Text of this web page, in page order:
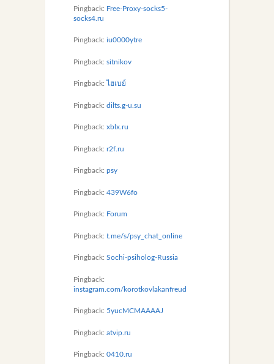
Pingback: Free-Proxy-socks5-
socks4.ru
Pingback: iu0000ytre
Pingback: sitnikov
Pingback: ไฮเบย์
Pingback: dilts.g-u.su
Pingback: xblx.ru
Pingback: r2f.ru
Pingback: psy
Pingback: 439W6fo
Pingback: Forum
Pingback: t.me/s/psy_chat_online
Pingback: Sochi-psiholog-Russia
Pingback:
instagram.com/korotkovlakanfreud
Pingback: 5yucMCMAAAAJ
Pingback: atvip.ru
Pingback: 0410.ru